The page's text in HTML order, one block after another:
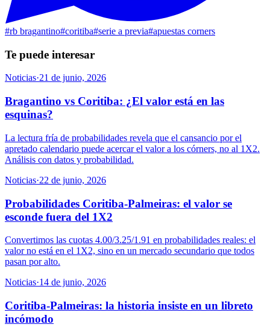
#rb bragantino#coritiba#serie a previa#apuestas corners
Te puede interesar
Noticias·21 de junio, 2026
Bragantino vs Coritiba: ¿El valor está en las
esquinas?
La lectura fría de probabilidades revela que el cansancio por el
apretado calendario puede acercar el valor a los córners, no al 1X2.
Análisis con datos y probabilidad.
Noticias·22 de junio, 2026
Probabilidades Coritiba-Palmeiras: el valor se
esconde fuera del 1X2
Convertimos las cuotas 4.00/3.25/1.91 en probabilidades reales: el
valor no está en el 1X2, sino en un mercado secundario que todos
pasan por alto.
Noticias·14 de junio, 2026
Coritiba-Palmeiras: la historia insiste en un libreto
incómodo